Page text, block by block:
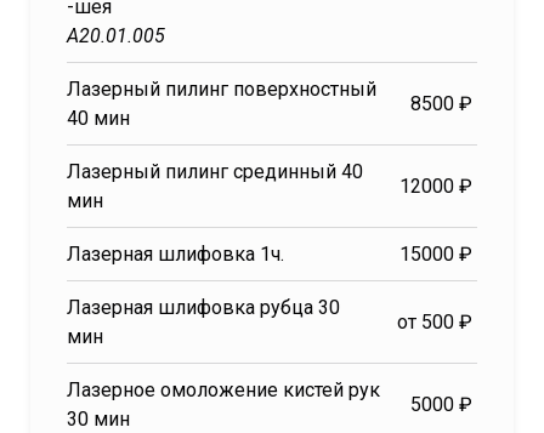
-шея
А20.01.005
Лазерный пилинг поверхностный
40 мин
8500 ₽
Лазерный пилинг срединный 40
мин
12000 ₽
Лазерная шлифовка 1ч. 15000 ₽
Лазерная шлифовка рубца 30
мин
от 500 ₽
Лазерное омоложение кистей рук
30 мин
5000 ₽